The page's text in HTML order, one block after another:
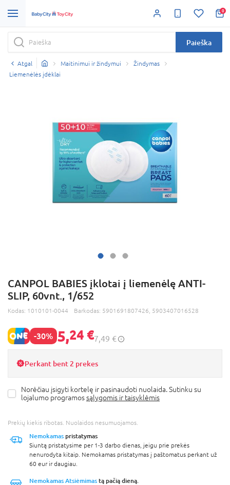
0
Paieška
Atgal Maitinimui ir žindymui
Žindymas
Liemenėlės įdėklai
CANPOL BABIES įklotai į liemenėlę ANTI-
SLIP, 60vnt., 1/652
Kodas: 1010101-0044 Barkodas: 5901691807426, 5903407016528
-30% 5,24 €7,49 €
Perkant bent 2 prekes
Norėčiau įsigyti kortelę ir pasinaudoti nuolaida. Sutinku su
lojalumo programossąlygomis ir taisyklėmis
Prekių kiekis ribotas. Nuolaidos nesumuojamos.
Nemokamas pristatymas
Siuntą pristatysime per 1-3 darbo dienas, jeigu prie prekės
nenurodyta kitaip. Nemokamas pristatymas į paštomatus perkant už
60 eur ir daugiau.
Nemokamas Atsiėmimas tą pačią dieną.